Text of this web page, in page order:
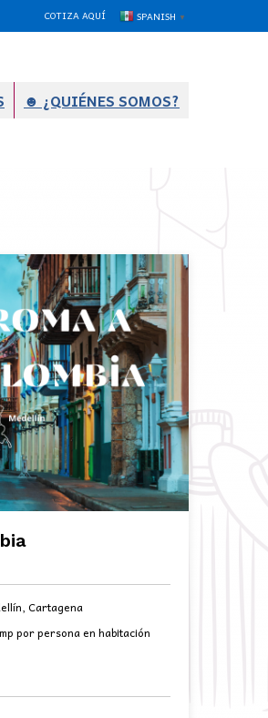
COTIZA AQUÍ SPANISH ▼
☻ ¿QUIÉNES SOMOS?
Cartagena
por persona en habitación